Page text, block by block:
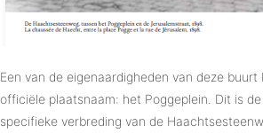
Een van de eigenaardigheden van deze
officiële plaatsnaam: het Poggeplein. Dit is
specifieke verbreding van de